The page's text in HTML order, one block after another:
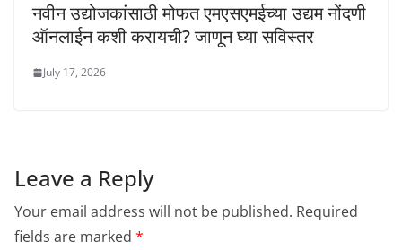
नवीन उद्योजकांसाठी मोफत एमएसएमईच्या उद्यम नोंदणी
ऑनलाईन कशी करायची? जाणून घ्या सविस्तर
July 17, 2026
Leave a Reply
Your email address will not be published. Required
fields are marked *